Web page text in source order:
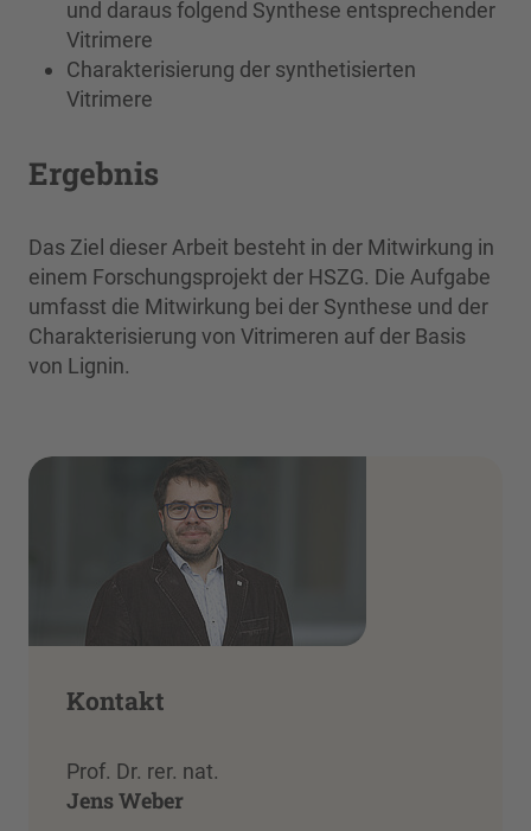
und daraus folgend Synthese entsprechender
Vitrimere
Charakterisierung der synthetisierten
Vitrimere
Ergebnis
Das Ziel dieser Arbeit besteht in der Mitwirkung in
einem Forschungsprojekt der HSZG. Die Aufgabe
umfasst die Mitwirkung bei der Synthese und der
Charakterisierung von Vitrimeren auf der Basis
von Lignin.
Kontakt
Prof. Dr. rer. nat.
Jens Weber